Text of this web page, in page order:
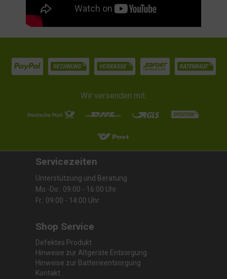
Wir versenden mit:
Servicezeiten
Unterstützung und Beratung
Mo.-Do.: 09:00 - 16:00 Uhr
Fr.: 09:00 - 14:00 Uhr
Shop Service
Defektes Produkt
Hinweise zur Altgeräte Entsorgung
Hinweise zur Batterieentsorgung
Kontakt